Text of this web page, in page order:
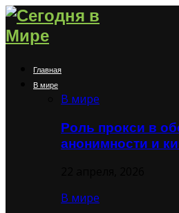
Главная
В мире
В мире
Роль прокси в
анонимности и
В мире